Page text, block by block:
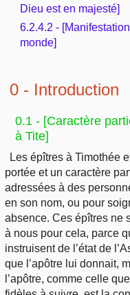
Dieu est en majesté]
6.2.4.2 -
monde]
0 - Introduction
0.1 - [Caractère
à Tite]
Les épîtres à Timothée
portée et un caractère
adressées à des
en son nom, ou pour
absence. Ces épîtres ne
à nous pour cela, parce
instruisent de l’état de
que l’apôtre lui donnait,
l’apôtre, comme celle